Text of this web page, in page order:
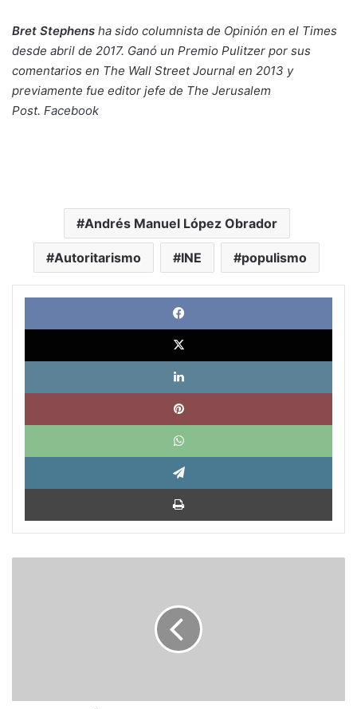
Bret Stephens ha sido columnista de Opinión en el Times
desde abril de 2017. Ganó un Premio Pulitzer por sus
comentarios en The Wall Street Journal en 2013 y
previamente fue editor jefe de The Jerusalem
Post. Facebook
Andrés Manuel López Obrador
Autoritarismo INE populismo
X
para